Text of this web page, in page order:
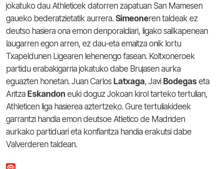
jokatuko dau Athleticek datorren zapatuan San Mamesen
gaueko bederatzietatik aurrera. Simeoneren taldeak ez
deutso hasiera ona emon denporaldiari, ligako sailkapenean
laugarren egon arren, ez dau-eta emaitza onik lortu
Txapeldunen Ligearen lehenengo fasean. Koltxoneroek
partidu erabakigarria jokatuko dabe Brujasen aurka
eguazten honetan. Juan Carlos Latxaga, Javi Bodegas eta
Aritza Eskandon euki doguz Jokoan kirol tarteko tertulian,
Athleticen liga hasierea aztertzeko. Gure tertuliakideek
garrantzi handia emon deutsoe Atletico de Madriden
aurkako partiduari eta konfiantza handia erakutsi dabe
Valverderen taldean.